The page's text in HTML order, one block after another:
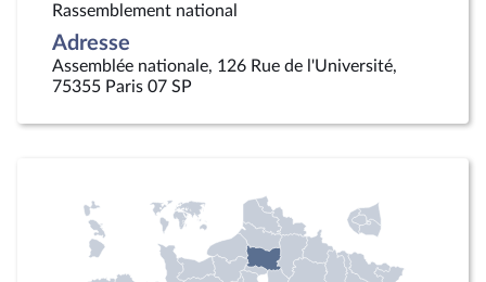
Rassemblement national
Adresse
Assemblée nationale, 126 Rue de l'Université,
75355 Paris 07 SP